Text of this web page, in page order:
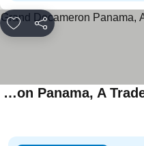
مشاركة
Grand Decameron Panama, A Trademark All InclusiveResort